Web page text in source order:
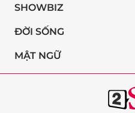
SHOWBIZ
ĐỜI SỐNG
MẬT NGỮ